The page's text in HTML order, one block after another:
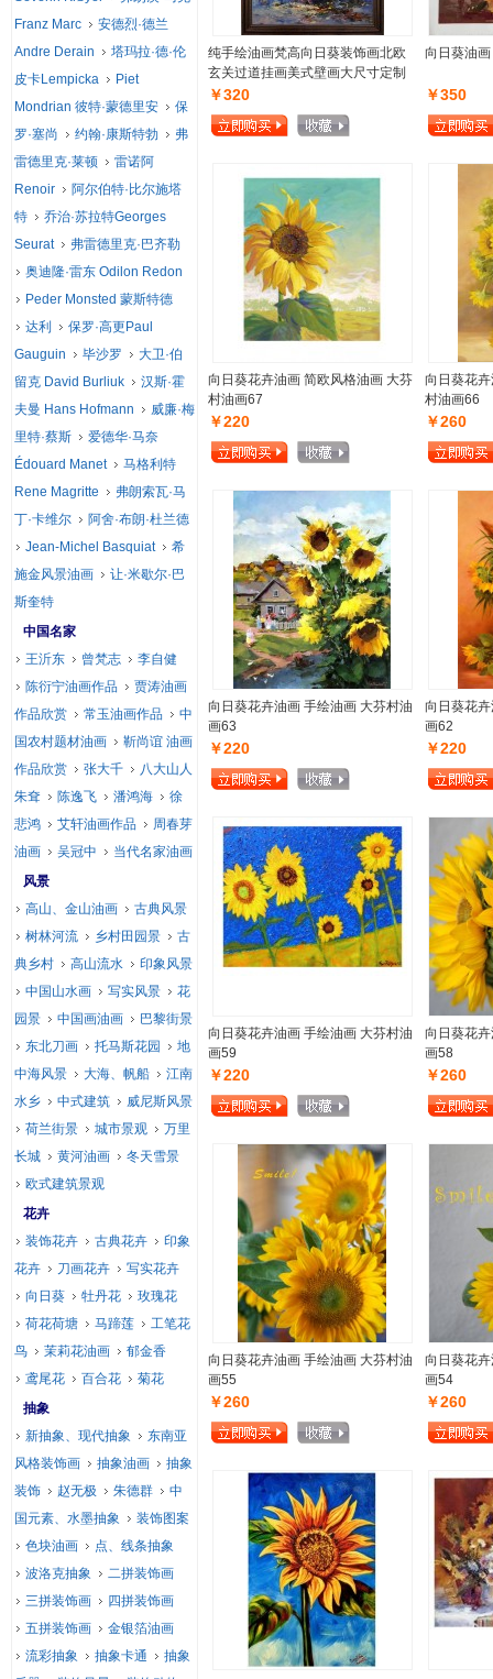
纯手绘油画梵高向日葵装饰画北欧
玄关过道挂画美式壁画大尺寸定制
￥320
向日葵油
￥350
向日葵花卉油画 简欧风格油画 大芬
村油画67
￥220
向日葵花
村油画66
￥260
向日葵花卉油画 手绘油画 大芬村油
画63
￥220
向日葵花
画62
￥220
向日葵花卉油画 手绘油画 大芬村油
画59
￥220
向日葵花
画58
￥260
向日葵花卉油画 手绘油画 大芬村油
画55
￥260
向日葵花
画54
￥260
Franz Marc
安德烈·德兰
Andre Derain
塔玛拉·德·伦
皮卡Lempicka
Piet
Mondrian 彼特·蒙德里安
保
罗·塞尚
约翰·康斯特勃
弗
雷德里克·莱顿
雷诺阿
Renoir
阿尔伯特·比尔施塔
特
乔治·苏拉特Georges
Seurat
弗雷德里克·巴齐勒
奥迪隆·雷东 Odilon Redon
Peder Monsted 蒙斯特德
达利
保罗·高更Paul
Gauguin
毕沙罗
大卫·伯
留克 David Burliuk
汉斯·霍
夫曼 Hans Hofmann
威廉·梅
里特·蔡斯
爱德华·马奈
Édouard Manet
马格利特
Rene Magritte
弗朗索瓦·马
丁·卡维尔
阿舍·布朗·杜兰德
Jean-Michel Basquiat
希
施金风景油画
让·米歇尔·巴
斯奎特
中国名家
王沂东
曾梵志
李自健
陈衍宁油画作品
贾涛油画
作品欣赏
常玉油画作品
中
国农村题材油画
靳尚谊 油画
作品欣赏
张大千
八大山人
朱耷
陈逸飞 潘鸿海
徐
悲鸿
艾轩油画作品
周春芽
油画
吴冠中
当代名家油画
风景
高山、金山油画
古典风景
树林河流
乡村田园景
古
典乡村
高山流水
印象风景
中国山水画
写实风景
花
园景
中国画油画
巴黎街景
东北刀画
托马斯花园
地
中海风景
大海、帆船
江南
水乡
中式建筑
威尼斯风景
荷兰街景
城市景观
万里
长城
黄河油画
冬天雪景
欧式建筑景观
花卉
装饰花卉
古典花卉
印象
花卉
刀画花卉
写实花卉
向日葵
牡丹花
玫瑰花
荷花荷塘
马蹄莲
工笔花
鸟
茉莉花油画
郁金香
鸢尾花
百合花
菊花
抽象
新抽象、现代抽象
东南亚
风格装饰画
抽象油画
抽象
装饰
赵无极 朱德群
中
国元素、水墨抽象
装饰图案
色块油画
点、线条抽象
波洛克抽象
二拼装饰画
三拼装饰画
四拼装饰画
五拼装饰画
金银箔油画
流彩抽象
抽象卡通
抽象